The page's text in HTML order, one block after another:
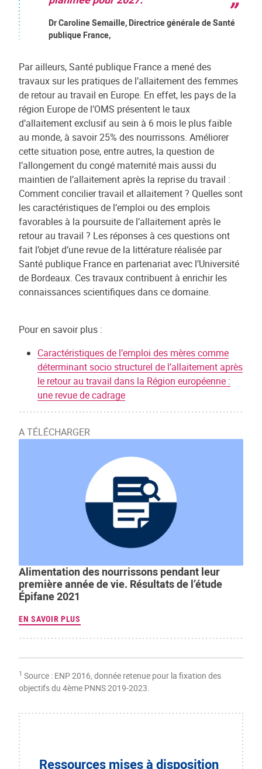
Dr Caroline Semaille, Directrice générale de Santé
publique France,
Par ailleurs, Santé publique France a mené des
travaux sur les pratiques de l’allaitement des femmes
de retour au travail en Europe. En effet, les pays de la
région Europe de l’OMS présentent le taux
d’allaitement exclusif au sein à 6 mois le plus faible
au monde, à savoir 25% des nourrissons. Améliorer
cette situation pose, entre autres, la question de
l’allongement du congé maternité mais aussi du
maintien de l’allaitement après la reprise du travail :
Comment concilier travail et allaitement ? Quelles sont
les caractéristiques de l’emploi ou des emplois
favorables à la poursuite de l’allaitement après le
retour au travail ? Les réponses à ces questions ont
fait l’objet d’une revue de la littérature réalisée par
Santé publique France en partenariat avec l’Université
de Bordeaux. Ces travaux contribuent à enrichir les
connaissances scientifiques dans ce domaine.
Pour en savoir plus :
Caractéristiques de l’emploi des mères comme
déterminant socio structurel de l’allaitement après
le retour au travail dans la Région européenne :
une revue de cadrage
A TÉLÉCHARGER
Alimentation des nourrissons pendant leur
première année de vie. Résultats de l’étude
Épifane 2021
EN SAVOIR PLUS
1 Source : ENP 2016, donnée retenue pour la fixation des
objectifs du 4ème PNNS 2019-2023.
Ressources mises à disposition